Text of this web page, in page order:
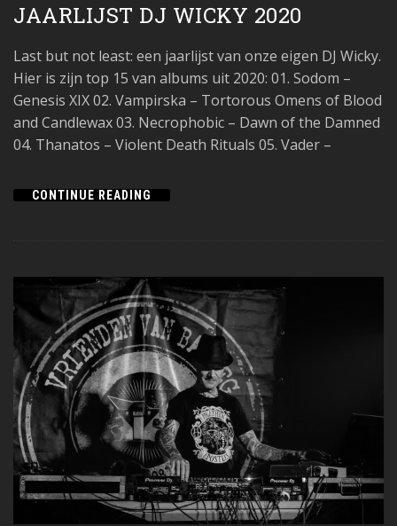
JAARLIJST DJ WICKY 2020
Last but not least: een jaarlijst van onze eigen DJ Wicky.
Hier is zijn top 15 van albums uit 2020: 01. Sodom –
Genesis XIX 02. Vampirska – Tortorous Omens of Blood
and Candlewax 03. Necrophobic – Dawn of the Damned
04. Thanatos – Violent Death Rituals 05. Vader –
CONTINUE READING